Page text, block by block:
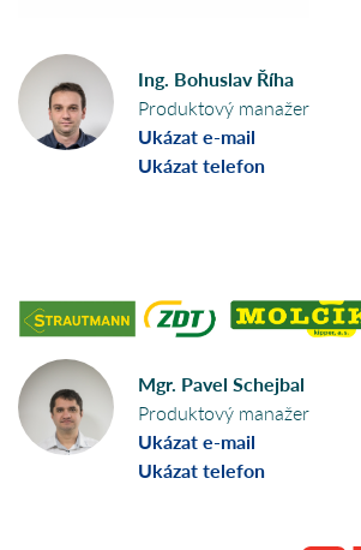
Ing. Bohuslav Říha
Produktový manažer
Ukázat e-mail
Ukázat telefon
Mgr. Pavel Schejbal
Produktový manažer
Ukázat e-mail
Ukázat telefon